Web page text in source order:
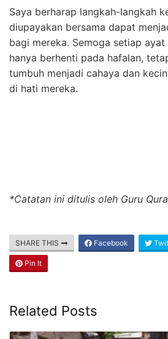
Saya berharap langkah-langkah
diupayakan bersama dapat
bagi mereka. Semoga setiap
hanya berhenti pada hafalan,
tumbuh menjadi cahaya dan
di hati mereka.
*Catatan ini ditulis oleh Guru
SHARE THIS Facebook
Pin It
Related Posts